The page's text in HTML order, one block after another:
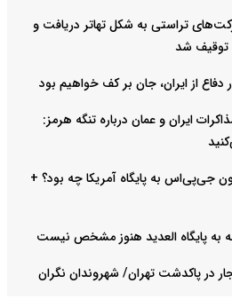
شرکت‌های تراستی به شکل تهاتر دریافت و
توقیف شد
از ایران، جان بر کف خواهیم بود
ایران و عمان درباره تنگه هرمز:
جی‌پی‌اس به پایگاه آمریکا چه بود؟ +
به پایگاه العدید هنوز مشخص نیست
در پاکدشت تهران/ شهروندان نگران